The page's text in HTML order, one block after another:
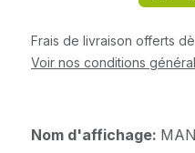
Frais de livraison offerts
Voir nos conditions
Nom d'affichage: